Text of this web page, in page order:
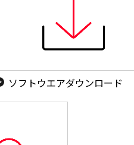
ソフトウエアダウンロード